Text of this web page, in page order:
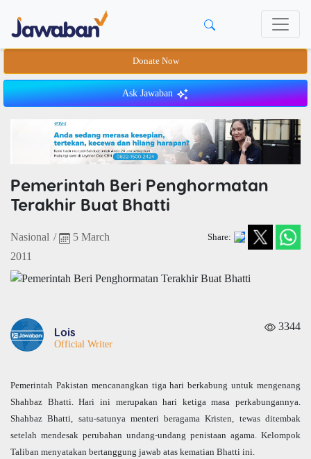
Donate Now
Ask Jawaban
Pemerintah Beri Penghormatan
Terakhir Buat Bhatti
Nasional /
5 March
2011
Share:
Lois
Official Writer
3344
Pemerintah Pakistan mencanangkan tiga hari berkabung untuk mengenang
Shahbaz Bhatti. Hari ini merupakan hari ketiga masa perkabungannya.
Shahbaz Bhatti, satu-satunya menteri beragama Kristen, tewas ditembak
setelah mendesak perubahan undang-undang penistaan agama. Kelompok
Taliban menyatakan bertanggung jawab atas kematian Bhatti ini.